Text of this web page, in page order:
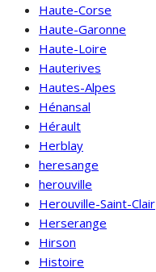
Haute-Corse
Haute-Garonne
Haute-Loire
Hauterives
Hautes-Alpes
Hénansal
Hérault
Herblay
heresange
herouville
Herouville-Saint-Clair
Herserange
Hirson
Histoire